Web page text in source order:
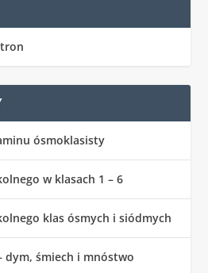
ósmoklasisty
w klasach 1 – 6
klas ósmych i siódmych
dym, śmiech i mnóstwo